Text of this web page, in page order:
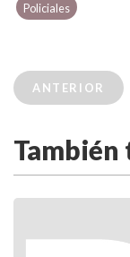
Policiales
ANTERIOR
También